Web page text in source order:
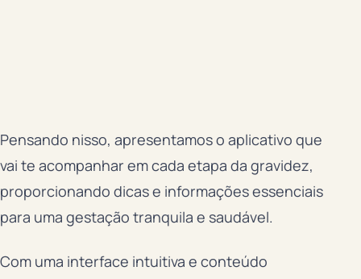
Pensando nisso, apresentamos o aplicativo que
vai te acompanhar em cada etapa da gravidez,
proporcionando dicas e informações essenciais
para uma gestação tranquila e saudável.
Com uma interface intuitiva e conteúdo